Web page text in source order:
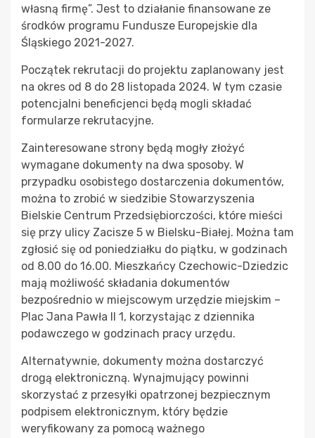
własną firmę”. Jest to działanie finansowane ze
środków programu Fundusze Europejskie dla
Śląskiego 2021-2027.
Początek rekrutacji do projektu zaplanowany jest
na okres od 8 do 28 listopada 2024. W tym czasie
potencjalni beneficjenci będą mogli składać
formularze rekrutacyjne.
Zainteresowane strony będą mogły złożyć
wymagane dokumenty na dwa sposoby. W
przypadku osobistego dostarczenia dokumentów,
można to zrobić w siedzibie Stowarzyszenia
Bielskie Centrum Przedsiębiorczości, które mieści
się przy ulicy Zacisze 5 w Bielsku-Białej. Można tam
zgłosić się od poniedziałku do piątku, w godzinach
od 8.00 do 16.00. Mieszkańcy Czechowic-Dziedzic
mają możliwość składania dokumentów
bezpośrednio w miejscowym urzędzie miejskim –
Plac Jana Pawła II 1, korzystając z dziennika
podawczego w godzinach pracy urzędu.
Alternatywnie, dokumenty można dostarczyć
drogą elektroniczną. Wynajmujący powinni
skorzystać z przesyłki opatrzonej bezpiecznym
podpisem elektronicznym, który będzie
weryfikowany za pomocą ważnego